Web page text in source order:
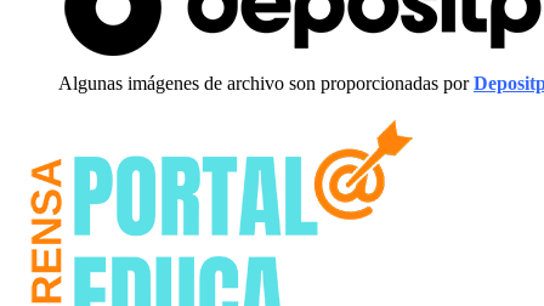
Algunas imágenes de archivo son proporcionadas por